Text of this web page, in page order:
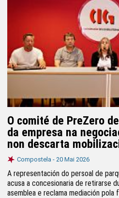
O comité de PreZero
da empresa na
non descarta
Compostela - 20 Mai 2026
A representación do persoal de
acusa a concesionaria de retirarse
asemblea e reclama mediación pola